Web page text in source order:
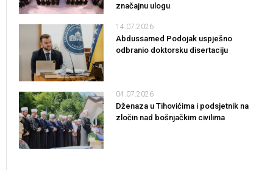
značajnu ulogu
14.07.2026
Abdussamed Podojak uspješno
odbranio doktorsku disertaciju
04.07.2026
Dženaza u Tihovićima i podsjetnik na
zločin nad bošnjačkim civilima